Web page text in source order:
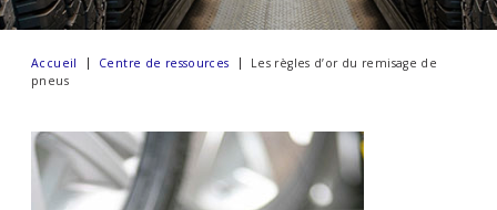
Accueil Centre de ressources
Les règles d’or du remisage de
pneus